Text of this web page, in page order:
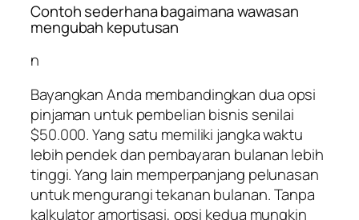
Contoh sederhana bagaimana wawasan
mengubah keputusan
n
Bayangkan Anda membandingkan dua opsi
pinjaman untuk pembelian bisnis senilai
$50.000. Yang satu memiliki jangka waktu
lebih pendek dan pembayaran bulanan lebih
tinggi. Yang lain memperpanjang pelunasan
untuk mengurangi tekanan bulanan. Tanpa
kalkulator amortisasi, opsi kedua mungkin